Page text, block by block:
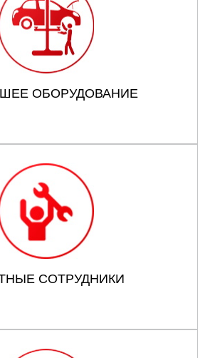
ОБОРУДОВАНИЕ
СОТРУДНИКИ